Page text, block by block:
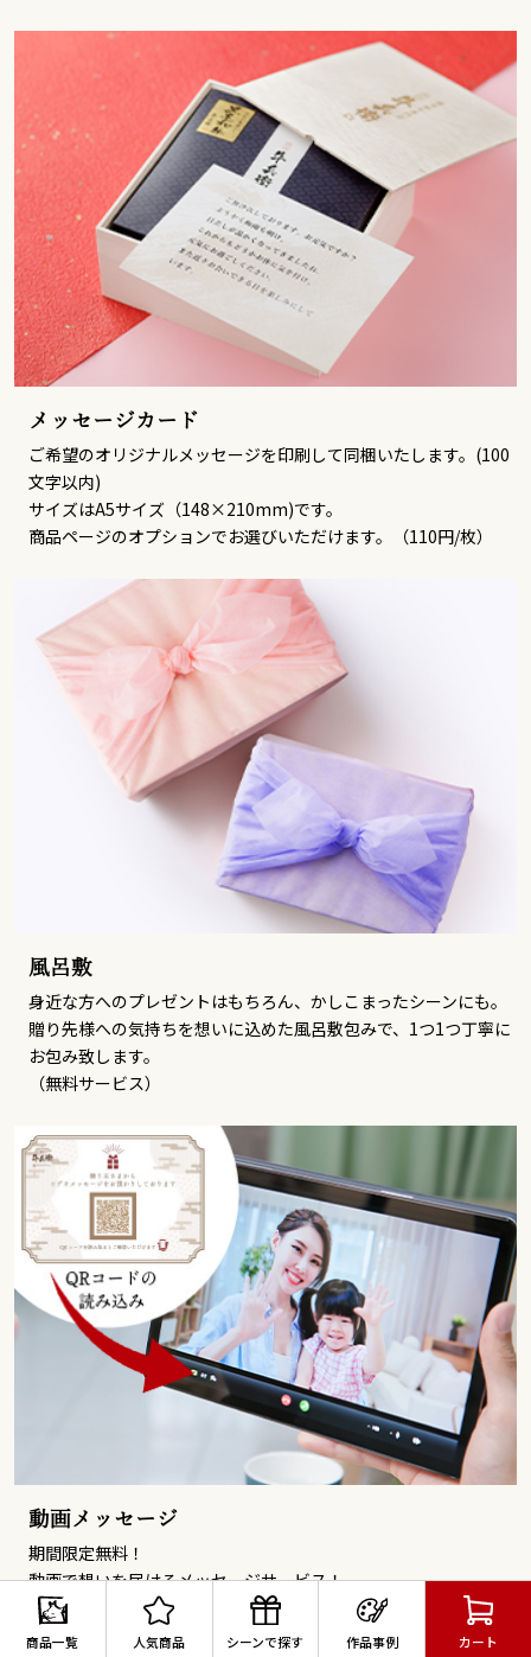
商品一覧 人気商品 シーンで探す 作品事例 カート
メッセージカード
ご希望のオリジナルメッセージを印刷して同梱いたします。(100
文字以内)
サイズはA5サイズ（148×210mm)です。
商品ページのオプションでお選びいただけます。（110円/枚）
風呂敷
身近な方へのプレゼントはもちろん、かしこまったシーンにも。
贈り先様への気持ちを想いに込めた風呂敷包みで、1つ1つ丁寧に
お包み致します。
（無料サービス）
動画メッセージ
期間限定無料！
動画で想いを届けるメッセージサービス！
撮影した動画メッセージを指定のアップロード先にアップするだ
けで、 お肉と一緒に動画のメッセージを送り先様にお届けいたし